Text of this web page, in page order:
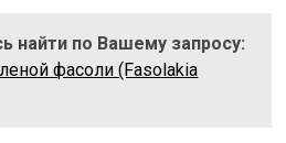
найти по Вашему запросу:
фасоли (Fasolakia